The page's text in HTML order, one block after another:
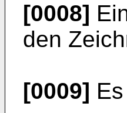
[0008]
den
[0009]